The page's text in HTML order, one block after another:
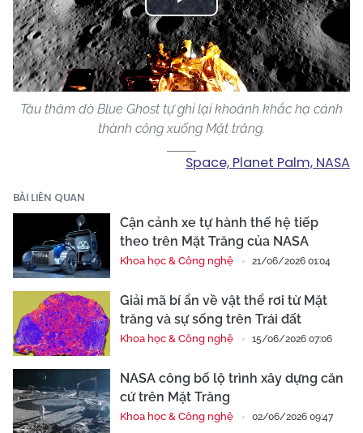
Play
Video
Tàu thăm dò Blue Ghost tự ghi lại khoảnh khắc hạ cánh
thành công xuống Mặt trăng.
Space, Planet Palm, NASA
BÀI LIÊN QUAN
Cận cảnh xe tự hành thế hệ tiếp
theo trên Mặt Trăng của NASA
Khoa học & Công nghệ 21/06/2026 01:04
Giải mã bí ẩn về vật thể rơi từ Mặt
trăng và sự sống trên Trái đất
Khoa học & Công nghệ 15/06/2026 07:06
NASA công bố lộ trình xây dựng căn
cứ trên Mặt Trăng
Khoa học & Công nghệ 02/06/2026 09:47